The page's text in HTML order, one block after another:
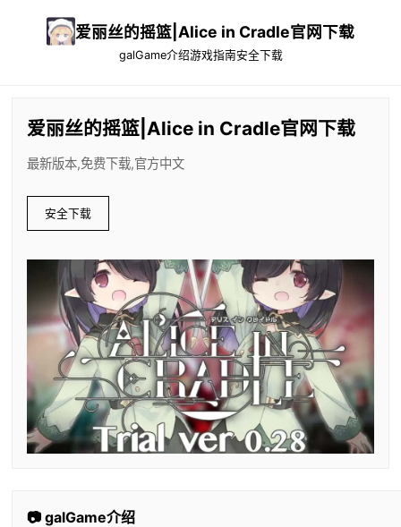
爱丽丝的摇篮|Alice in Cradle官网下载
galGame介绍游戏指南安全下载
爱丽丝的摇篮|Alice in Cradle官网下载
最新版本,免费下载,官方中文
安全下载
📷 galGame介绍